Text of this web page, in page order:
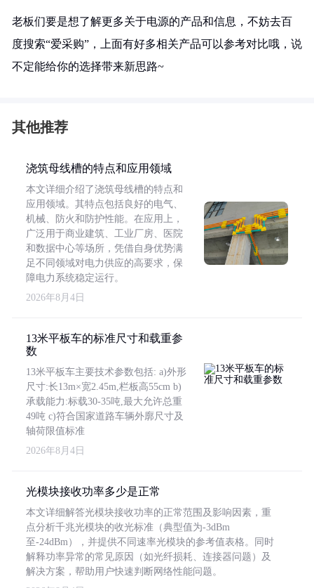
老板们要是想了解更多关于电源的产品和信息，不妨去百
度搜索“爱采购”，上面有好多相关产品可以参考对比哦，说
不定能给你的选择带来新思路~
其他推荐
浇筑母线槽的特点和应用领域
本文详细介绍了浇筑母线槽的特点和
应用领域。其特点包括良好的电气、
机械、防火和防护性能。在应用上，
广泛用于商业建筑、工业厂房、医院
和数据中心等场所，凭借自身优势满
足不同领域对电力供应的高要求，保
障电力系统稳定运行。
2026年8月4日
13米平板车的标准尺寸和载重参
数
13米平板车主要技术参数包括: a)外形
尺寸:长13m×宽2.45m,栏板高55cm b)
承载能力:标载30-35吨,最大允许总重
49吨 c)符合国家道路车辆外廓尺寸及
轴荷限值标准
2026年8月4日
光模块接收功率多少是正常
本文详细解答光模块接收功率的正常范围及影响因素，重
点分析千兆光模块的收光标准（典型值为-3dBm
至-24dBm），并提供不同速率光模块的参考值表格。同时
解释功率异常的常见原因（如光纤损耗、连接器问题）及
解决方案，帮助用户快速判断网络性能问题。